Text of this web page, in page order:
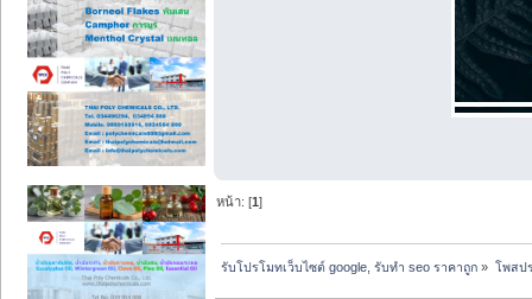
หน้า: [1]
รับโปรโมทเว็บไซต์ google, รับทำ seo ราคาถูก » โพสป